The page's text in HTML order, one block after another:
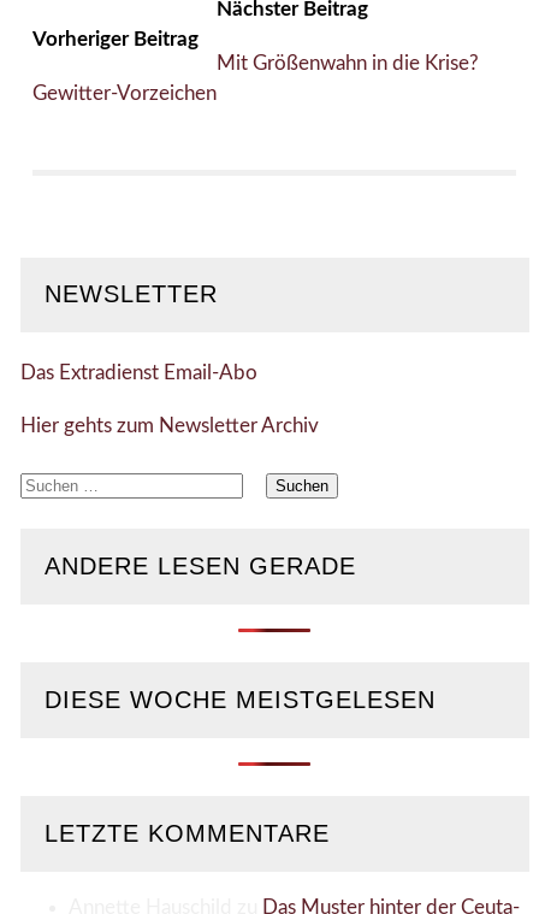
Vorheriger Beitrag
Gewitter-Vorzeichen
Nächster Beitrag
Mit Größenwahn in die Krise?
NEWSLETTER
Das Extradienst Email-Abo
Hier gehts zum Newsletter Archiv
Suchen
ANDERE LESEN GERADE
DIESE WOCHE MEISTGELESEN
LETZTE KOMMENTARE
Das Muster hinter der Ceuta-